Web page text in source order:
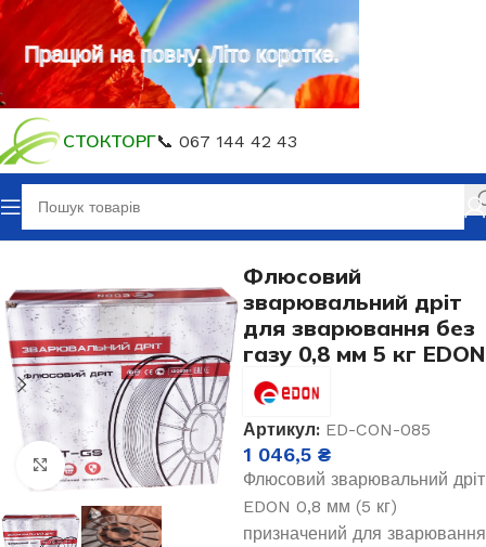
СТОКТОРГ📞 067 144 42 43
Головна Витратні матеріали
Клацніть, щоб збільшити
Флюсовий
зварювальний дріт
для зварювання без
газу 0,8 мм 5 кг EDON
Артикул: ED-CON-085
1 046,5 ₴
Флюсовий зварювальний дріт
EDON 0,8 мм (5 кг)
призначений для зварювання
Працюй на повну. Літо коротке.